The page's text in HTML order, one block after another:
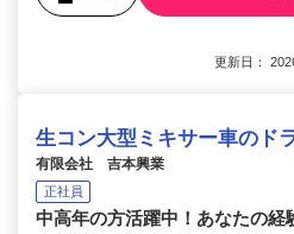
更新日：
生コン大型ミキサー車のド
有限会社 吉本興業
正社員
中高年の方活躍中！あなたの経